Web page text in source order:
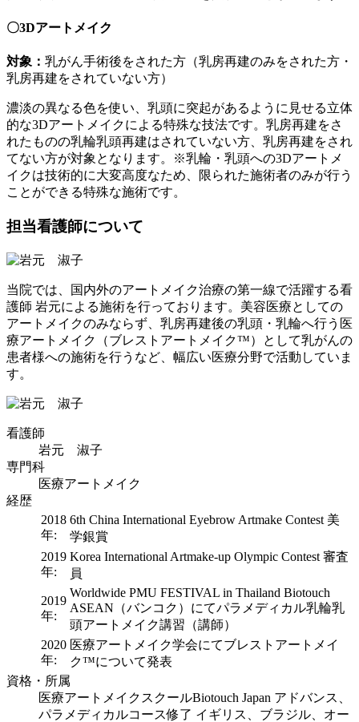
〇3Dアートメイク
対象： 乳がん手術後をされた方（乳房再建のみをされた方・
乳房再建をされていない方）
濃淡の異なる色を使い、乳頭に突起があるように見せる立体
的な3Dアートメイクによる特殊な技法です。乳房再建をさ
れたものの乳輪乳頭再建はされていない方、乳房再建をされ
てない方が対象となります。※乳輪・乳頭への3Dアートメ
イクは技術的に大変高度なため、限られた施術者のみが行う
ことができる特殊な施術です。
担当看護師について
当院では、国内外のアートメイク治療の第一線で活躍する看
護師 岩元による施術を行っております。美容医療としての
アートメイクのみならず、乳房再建後の乳頭・乳輪へ行う医
療アートメイク（ブレストアートメイク™）として乳がんの
患者様への施術を行うなど、幅広い医療分野で活動していま
す。
看護師
岩元 淑子
専門科
医療アートメイク
経歴
2018
年:
6th China International Eyebrow Artmake Contest 美
学銀賞
2019
年:
Korea International Artmake-up Olympic Contest 審査
員
2019
年:
Worldwide PMU FESTIVAL in Thailand Biotouch
ASEAN（バンコク）にてパラメディカル乳輪乳
頭アートメイク講習（講師）
2020
年:
医療アートメイク学会にてブレストアートメイ
ク™について発表
資格・所属
医療アートメイクスクールBiotouch Japan アドバンス、
パラメディカルコース修了 イギリス、ブラジル、オー